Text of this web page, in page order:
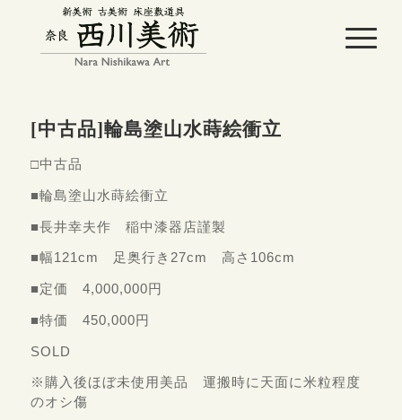
[中古品]輪島塗山水蒔絵衝立
□中古品
■輪島塗山水蒔絵衝立
■長井幸夫作 稲中漆器店謹製
■幅121cm 足奥行き27cm 高さ106cm
■定価 4,000,000円
■特価 450,000円
SOLD
※購入後ほぼ未使用美品 運搬時に天面に米粒程度
のオシ傷